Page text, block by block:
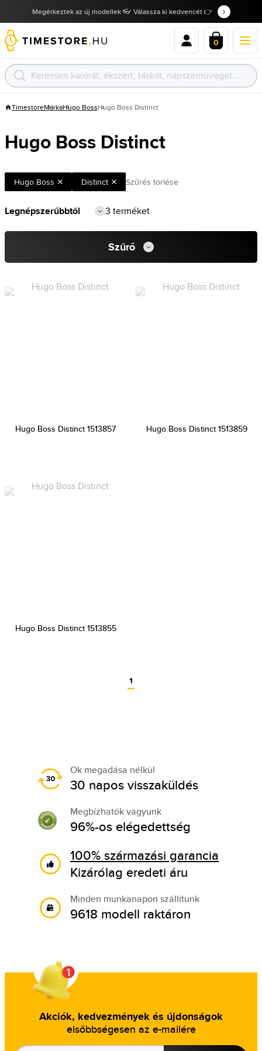
Megérkeztek az új modellek 👓 Válassza ki kedvencét 👉
0
TimestoreMárkaHugo BossHugo Boss Distinct
Hugo Boss Distinct
Hugo Boss Distinct Szűrés törlése
3 terméket
Szűrő
Hugo Boss Distinct 1513857 Hugo Boss Distinct 1513859
Hugo Boss Distinct 1513855
1
Ok megadása nélkül
30 napos visszaküldés
Megbízhatók vagyunk
96%-os elégedettség
100% származási garancia
Kizárólag eredeti áru
Minden munkanapon szállítunk
9618 modell raktáron
Akciók, kedvezmények és újdonságok
elsőbbségesen az e-mailére